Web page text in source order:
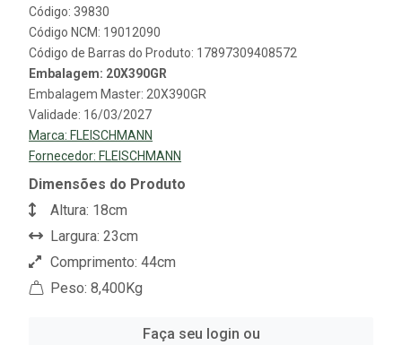
Código: 39830
Código NCM: 19012090
Código de Barras do Produto: 17897309408572
Embalagem: 20X390GR
Embalagem Master: 20X390GR
Validade: 16/03/2027
Marca: FLEISCHMANN
Fornecedor: FLEISCHMANN
Dimensões do Produto
Altura: 18cm
Largura: 23cm
Comprimento: 44cm
Peso: 8,400Kg
Faça seu login ou